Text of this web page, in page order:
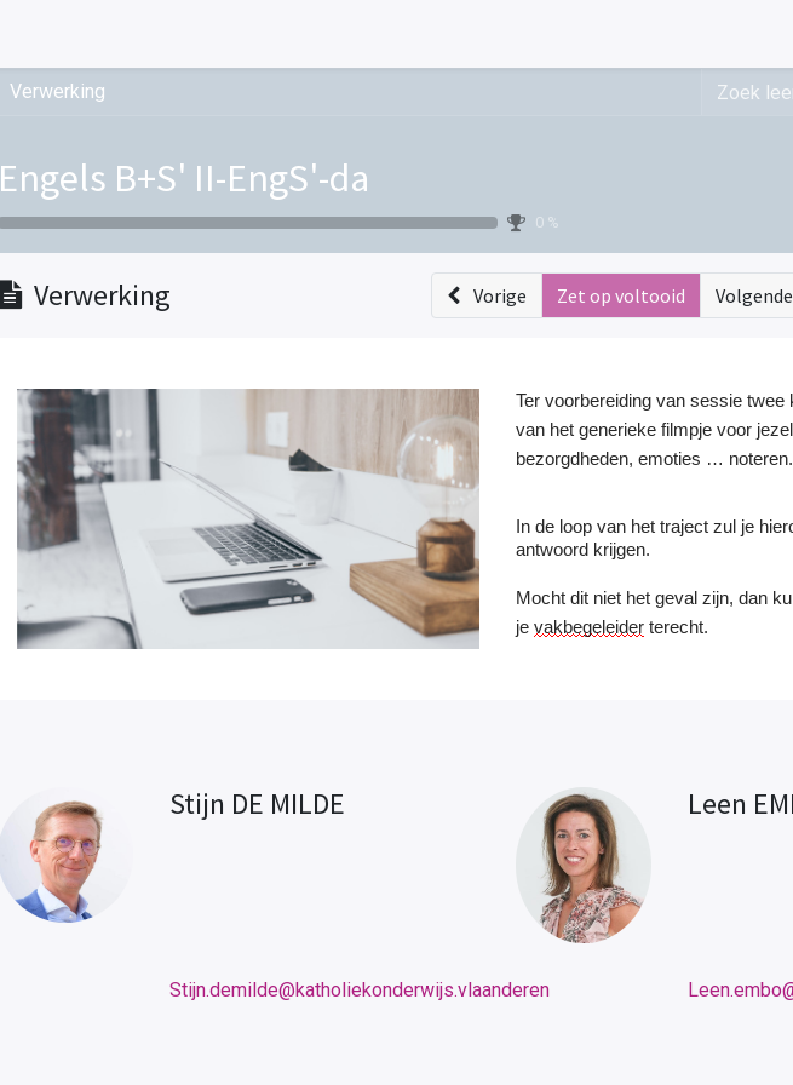
Verwerking
Engels B+S' II-EngS'-da
0 %
Verwerking Vorige Zet op voltooid Volgende
Ter voorbereiding van sessie twee
van het generieke filmpje voor
bezorgdheden, emoties … noteren.
In de loop van het traject zul je
antwoord krijgen.
Mocht dit niet het geval zijn, dan
je vakbegeleiderterecht.
Stijn DE MILDE
Stijn.demilde@katholiekonderwijs.vlaanderen
Leen